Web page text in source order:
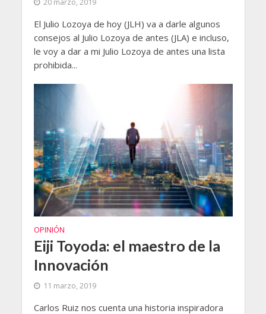
El Julio Lozoya de hoy (JLH) va a darle algunos
consejos al Julio Lozoya de antes (JLA) e incluso,
le voy a dar a mi Julio Lozoya de antes una lista
prohibida...
OPINIÓN
Eiji Toyoda: el maestro de la
Innovación
11 marzo, 2019
Carlos Ruiz nos cuenta una historia inspiradora